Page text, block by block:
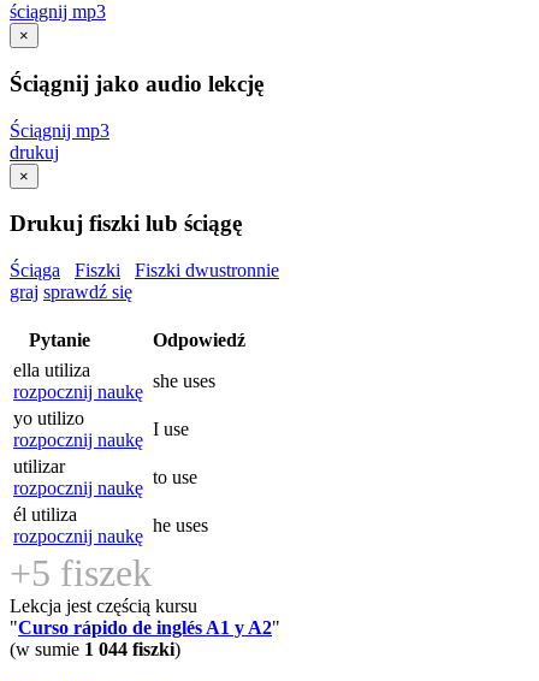
ściągnij mp3
×
Ściągnij jako audio lekcję
Ściągnij mp3
drukuj
×
Drukuj fiszki lub ściągę
Ściąga Fiszki
Fiszki dwustronnie
graj sprawdź się
Pytanie
Odpowiedź
ella utiliza
rozpocznij naukę
she uses
yo utilizo
rozpocznij naukę
I use
utilizar
rozpocznij naukę
to use
él utiliza
rozpocznij naukę
he uses
+5 fiszek
Lekcja jest częścią kursu
"Curso rápido de inglés A1 y A2"
(w sumie 1 044 fiszki)